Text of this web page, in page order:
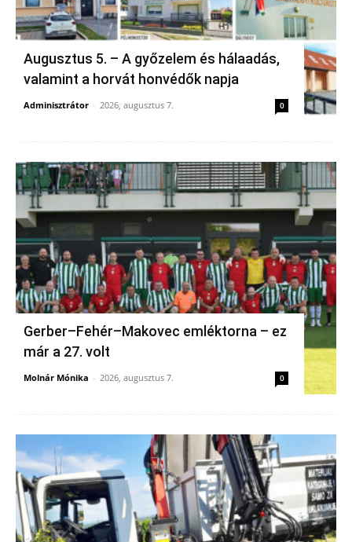
Augusztus 5. – A győzelem és hálaadás,
valamint a horvát honvédők napja
Adminisztrátor - 2026, augusztus 7. 0
Gerber–Fehér–Makovec emléktorna – ez
már a 27. volt
Molnár Mónika - 2026, augusztus 7. 0